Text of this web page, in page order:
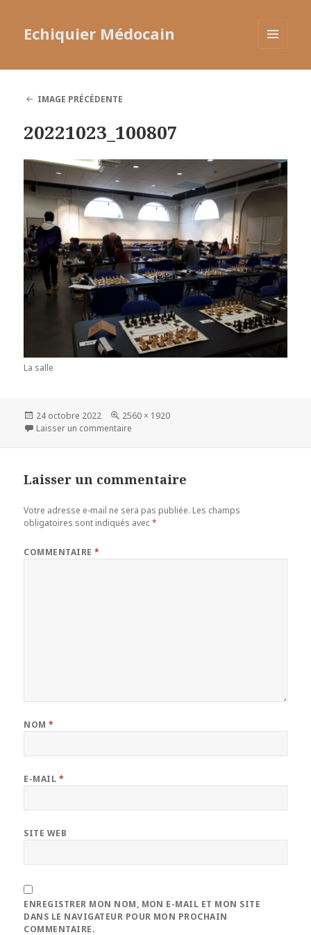
Echiquier Médocain
IMAGE PRÉCÉDENTE
20221023_100807
La salle
Publié
le
24 octobre 2022
Taille
réelle
2560 × 1920
Laisser un commentaire
Laisser un commentaire
Votre adresse e-mail ne sera pas publiée. Les champs
obligatoires sont indiqués avec*
COMMENTAIRE*
NOM*
E-MAIL *
SITE WEB
ENREGISTRER MON NOM, MON E-MAIL ET MON SITE
DANS LE NAVIGATEUR POUR MON PROCHAIN
COMMENTAIRE.